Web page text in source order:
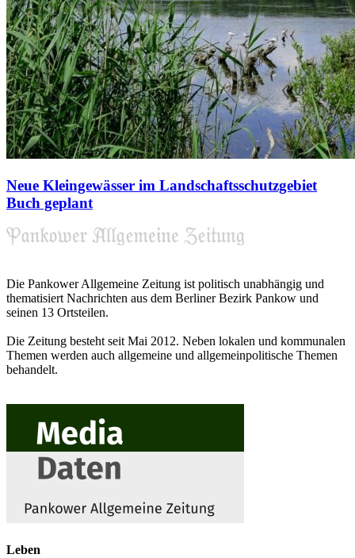
Neue Kleingewässer im Landschaftsschutzgebiet
Buch geplant
Die Pankower Allgemeine Zeitung ist politisch unabhängig und
thematisiert Nachrichten aus dem Berliner Bezirk Pankow und
seinen 13 Ortsteilen.
Die Zeitung besteht seit Mai 2012. Neben lokalen und kommunalen
Themen werden auch allgemeine und allgemeinpolitische Themen
behandelt.
Leben